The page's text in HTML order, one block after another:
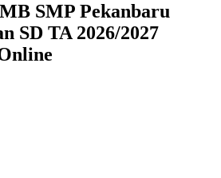
SMP Pekanbaru
SD TA 2026/2027